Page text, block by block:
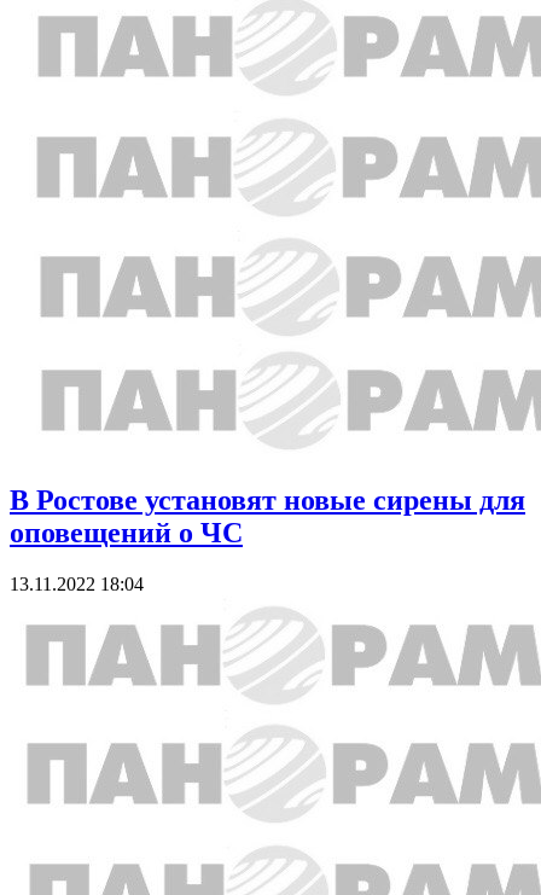
В Ростове установят новые сирены для
оповещений о ЧС
13.11.2022 18:04